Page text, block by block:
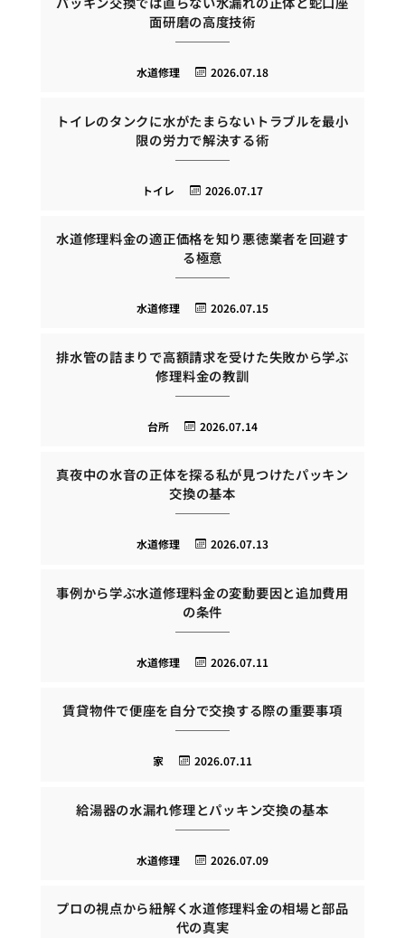
面研磨の高度技術
2026.07.18
水道修理
トイレのタンクに水がたまらないトラブルを最小
限の労力で解決する術
2026.07.17
トイレ
水道修理料金の適正価格を知り悪徳業者を回避す
る極意
2026.07.15
水道修理
排水管の詰まりで高額請求を受けた失敗から学ぶ
修理料金の教訓
2026.07.14
台所
真夜中の水音の正体を探る私が見つけたパッキン
交換の基本
2026.07.13
水道修理
事例から学ぶ水道修理料金の変動要因と追加費用
の条件
2026.07.11
水道修理
賃貸物件で便座を自分で交換する際の重要事項
2026.07.11
家
給湯器の水漏れ修理とパッキン交換の基本
2026.07.09
水道修理
プロの視点から紐解く水道修理料金の相場と部品
代の真実